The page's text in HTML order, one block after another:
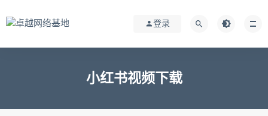
登录
小红书视频下载